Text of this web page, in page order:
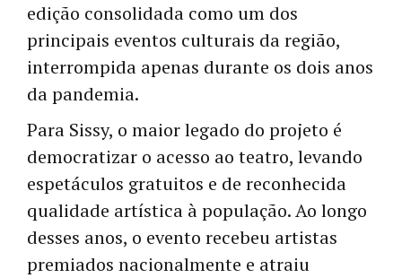
edição consolidada como um dos
principais eventos culturais da região,
interrompida apenas durante os dois anos
da pandemia.
Para Sissy, o maior legado do projeto é
democratizar o acesso ao teatro, levando
espetáculos gratuitos e de reconhecida
qualidade artística à população. Ao longo
desses anos, o evento recebeu artistas
premiados nacionalmente e atraiu